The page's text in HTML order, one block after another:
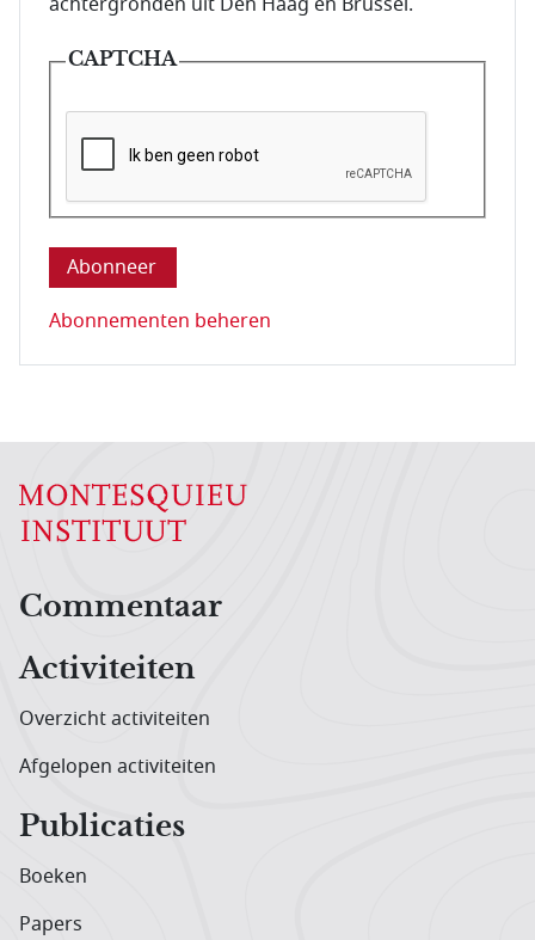
CAPTCHA
Deze vraag is om te controleren dat u een mens
Abonnementen beheren
Hoofdnavigatiemenu
Commentaar
Activiteiten
Overzicht activiteiten
Afgelopen activiteiten
Publicaties
Boeken
Papers